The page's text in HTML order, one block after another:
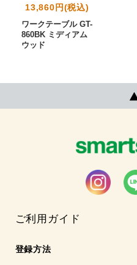
13,860円(税込)
ワークテーブル GT-
860BK ミディアム
ウッド
ご利用ガイド
登録方法